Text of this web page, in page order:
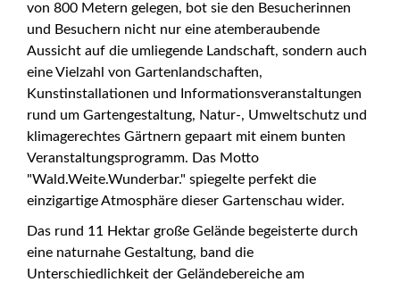
von 800 Metern gelegen, bot sie den Besucherinnen
und Besuchern nicht nur eine atemberaubende
Aussicht auf die umliegende Landschaft, sondern auch
eine Vielzahl von Gartenlandschaften,
Kunstinstallationen und Informationsveranstaltungen
rund um Gartengestaltung, Natur-, Umweltschutz und
klimagerechtes Gärtnern gepaart mit einem bunten
Veranstaltungsprogramm. Das Motto
"Wald.Weite.Wunderbar." spiegelte perfekt die
einzigartige Atmosphäre dieser Gartenschau wider.
Das rund 11 Hektar große Gelände begeisterte durch
eine naturnahe Gestaltung, band die
Unterschiedlichkeit der Geländebereiche am